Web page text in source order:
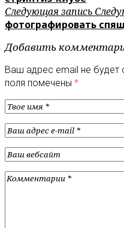
Следующая запись
фотографировать
Добавить
Ваш адрес email не будет
поля помечены *